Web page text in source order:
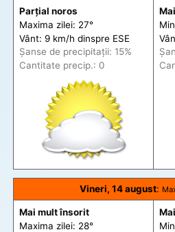
Parțial noros
Maxima zilei: 27°
Vânt: 9 km/h dinspre ESE
Șanse de precipitații: 15%
Cantitate precip.: 0
Vineri, 14 august:
Mai mult însorit
Maxima zilei: 28°